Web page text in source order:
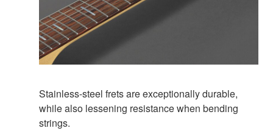
Stainless-steel frets are exceptionally durable,
while also lessening resistance when bending
strings.